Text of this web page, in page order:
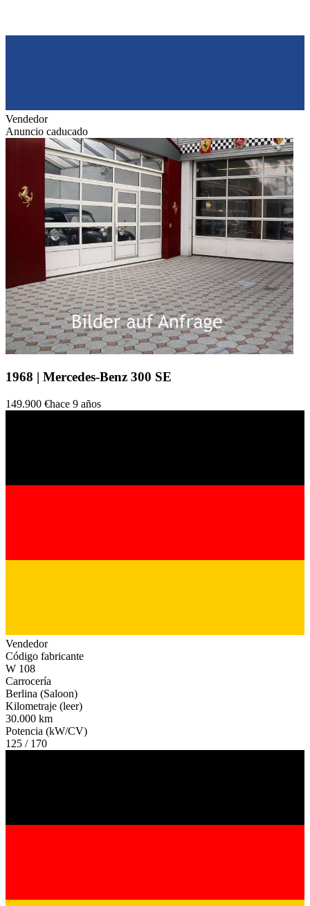
Vendedor
Anuncio caducado
1968 | Mercedes-Benz 300 SE
149.900 €hace 9 años
Vendedor
Código fabricante
W 108
Carrocería
Berlina (Saloon)
Kilometraje (leer)
30.000 km
Potencia (kW/CV)
125 / 170